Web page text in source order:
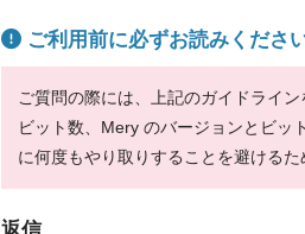
ご利用前に必ずお読みくださ
ご質問の際には、上記のガイドライ
ビット数、Mery のバージョンとビッ
に何度もやり取りすることを避ける